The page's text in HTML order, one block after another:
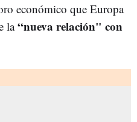
económico que Europa
la“nueva relación" con